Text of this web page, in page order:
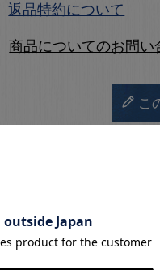
返品特約について
商品についてのお問い
こ